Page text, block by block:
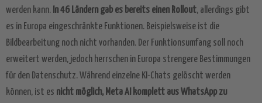
werden kann. In 46 Ländern gab es bereits einen Rollout, allerdings gibt
es in Europa eingeschränkte Funktionen. Beispielsweise ist die
Bildbearbeitung noch nicht vorhanden. Der Funktionsumfang soll noch
erweitert werden, jedoch herrschen in Europa strengere Bestimmungen
für den Datenschutz. Während einzelne KI-Chats gelöscht werden
können, ist es nicht möglich, Meta AI komplett aus WhatsApp zu